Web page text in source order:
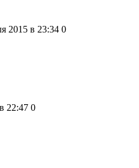
2015 в 23:34 0
22:47 0